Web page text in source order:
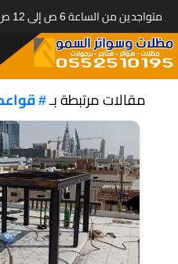
متواجدين من الساعة 6 ص إلى 12 ص
مقالات مرتبطة بـ#